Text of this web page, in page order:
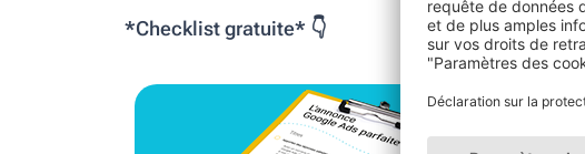
*Checklist gratuite* 👇